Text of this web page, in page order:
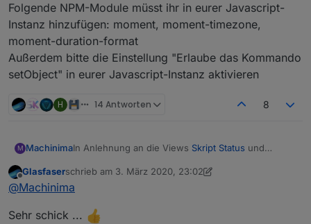
Folgende NPM-Module müsst ihr in eurer Javascript-
Instanz hinzufügen: moment, moment-timezone,
moment-duration-format
Außerdem bitte die Einstellung "Erlaube das Kommando
setObject" in eurer Javascript-Instanz aktivieren
H 14 Antworten 8
M MachinimaIn Anlehnung an die Views Skript Status und
habe ich mir eine View mit den Geräten aus dem
TR064-Adapter erstellt, siehe nachfolgender
Offline
Glasfaserschrieb am 3. März 2020, 23:02
zuletzt editiert von Glasfaser3. Apr. 2020, 00:17
@Machinima
Sehr schick ...